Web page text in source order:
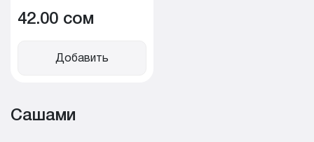
42.00 cом
Добавить
Сашами